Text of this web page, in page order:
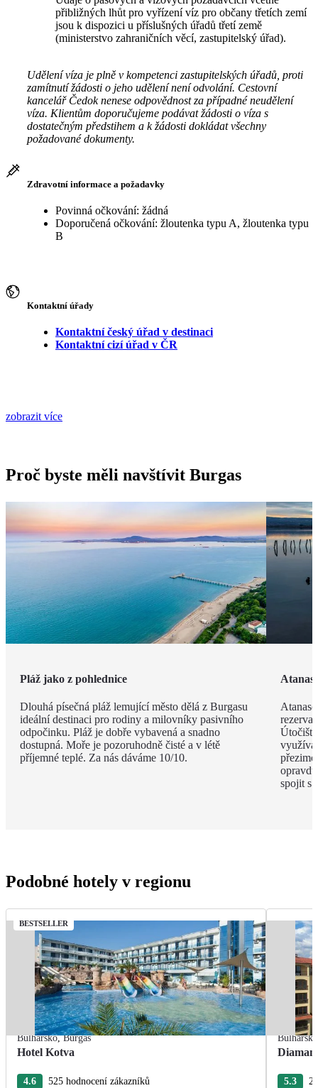
přibližných lhůt pro vyřízení víz pro občany třetích zemí
jsou k dispozici u příslušných úřadů třetí země
(ministerstvo zahraničních věcí, zastupitelský úřad).
Udělení víza je plně v kompetenci zastupitelských úřadů, proti
zamítnutí žádosti o jeho udělení není odvolání. Cestovní
kancelář Čedok nenese odpovědnost za případné neudělení
víza. Klientům doporučujeme podávat žádosti o víza s
dostatečným předstihem a k žádosti dokládat všechny
požadované dokumenty.
Zdravotní informace a požadavky
Povinná očkování: žádná
Doporučená očkování: žloutenka typu A, žloutenka typu
B
Kontaktní úřady
Kontaktní český úřad v destinaci
Kontaktní cizí úřad v ČR
zobrazit více
Proč byste měli navštívit Burgas
Pláž jako z pohlednice
Dlouhá písečná pláž lemující město dělá z Burgasu
ideální destinaci pro rodiny a milovníky pasivního
odpočinku. Pláž je dobře vybavená a snadno
dostupná. Moře je pozoruhodně čisté a v létě
příjemné teplé. Za nás dáváme 10/10.
spojit s
Podobné hotely v regionu
BESTSELLER
Bulharsko,Burgas
Hotel Kotva
4.6
525 hodnocení zákazníků
Bulharsko
5.3